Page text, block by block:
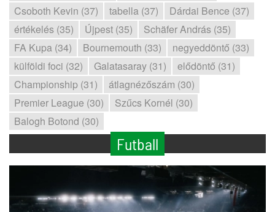
Csoboth Kevin (37)
tabella (37)
Dárdai Bence (37)
értékelés (35)
Újpest (35)
Schäfer András (35)
FA Kupa (34)
Bournemouth (33)
negyeddöntő (33)
külföldi foci (32)
Galatasaray (31)
elődöntő (31)
Championship (31)
átlagnézőszám (30)
Premier League (30)
Szűcs Kornél (30)
Balogh Botond (30)
Futball